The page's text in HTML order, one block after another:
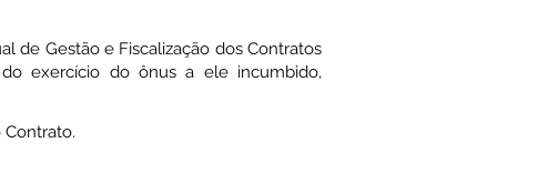
de Gestão e Fiscalização dos Contratos
exercício do ônus a ele incumbido,